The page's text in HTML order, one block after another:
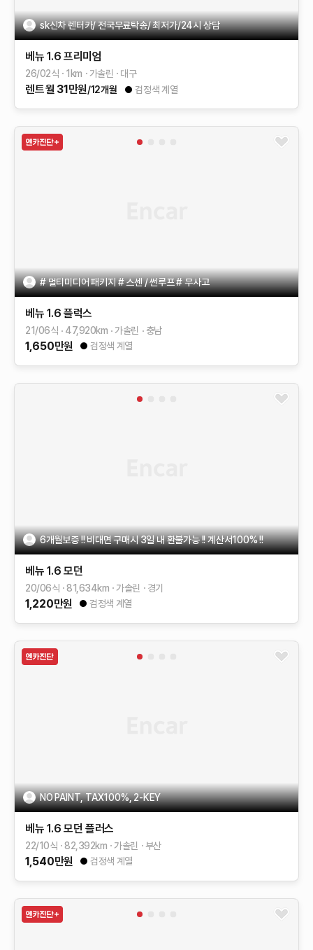
sk신차 렌터카/ 전국무료탁송/ 최저가/24시 상담
베뉴 1.6 프리미엄
26/02식 1 km 가솔린 대구
렌트월 31만원/12개월 검정색 계열
# 멀티미디어 패키지 # 스센 / 썬루프 # 무사고
베뉴 1.6 플럭스
21/06식 47,920km 가솔린 충남
1,650만원 검정색 계열
6개월보증 !! 비대면 구매시 3일 내 환불가능 !! 계산서100% !!
베뉴 1.6 모던
20/06식 81,634km 가솔린 경기
1,220만원 검정색 계열
NO PAINT, TAX100%, 2-KEY
베뉴 1.6 모던 플러스
22/10식 82,392km 가솔린 부산
1,540만원 검정색 계열